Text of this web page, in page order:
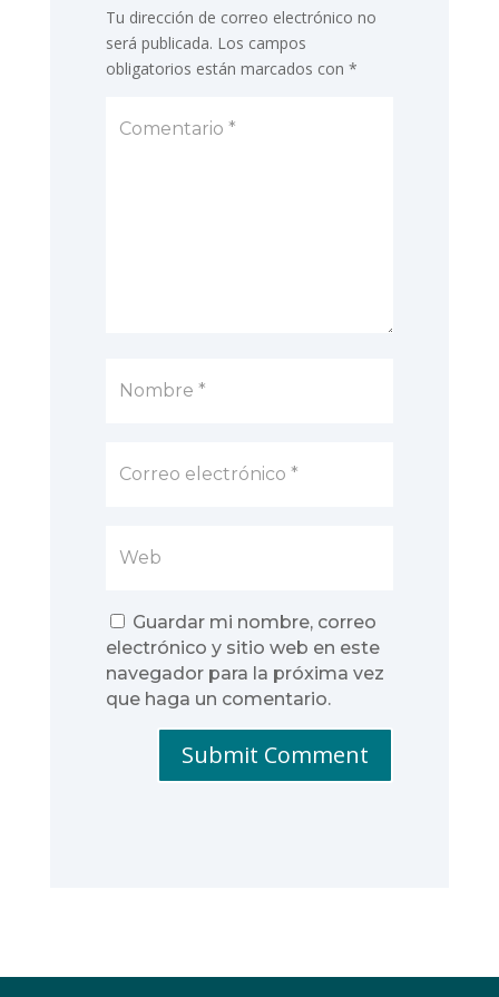
Tu dirección de correo electrónico no
será publicada. Los campos
obligatorios están marcados con *
Guardar mi nombre, correo
electrónico y sitio web en este
navegador para la próxima vez
que haga un comentario.
Submit Comment